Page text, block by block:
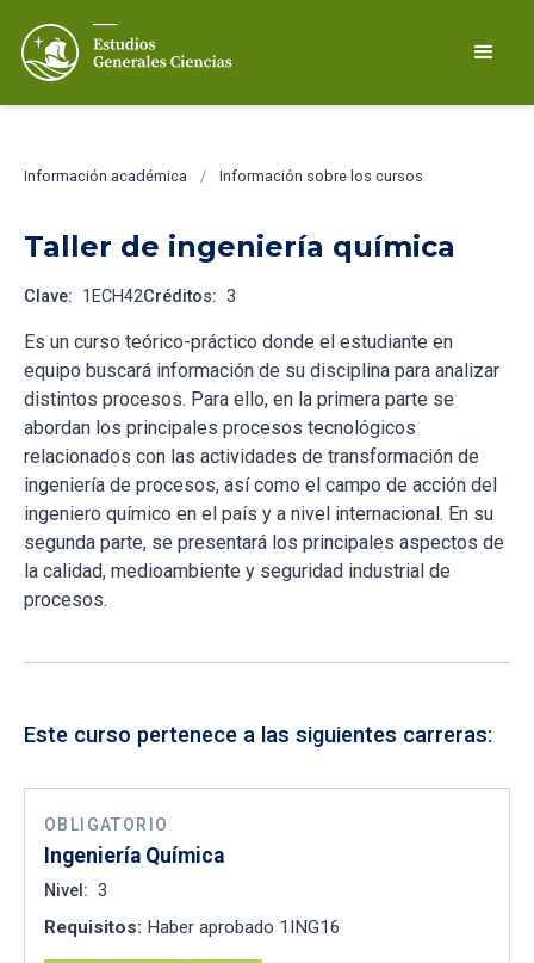
Información académica / Información sobre los cursos
Taller de ingeniería química
Clave: 1ECH42Créditos: 3
Es un curso teórico-práctico donde el estudiante en
equipo buscará información de su disciplina para analizar
distintos procesos. Para ello, en la primera parte se
abordan los principales procesos tecnológicos
relacionados con las actividades de transformación de
ingeniería de procesos, así como el campo de acción del
ingeniero químico en el país y a nivel internacional. En su
segunda parte, se presentará los principales aspectos de
la calidad, medioambiente y seguridad industrial de
procesos.
Este curso pertenece a las siguientes carreras:
OBLIGATORIO
Ingeniería Química
Nivel: 3
Requisitos: Haber aprobado 1ING16